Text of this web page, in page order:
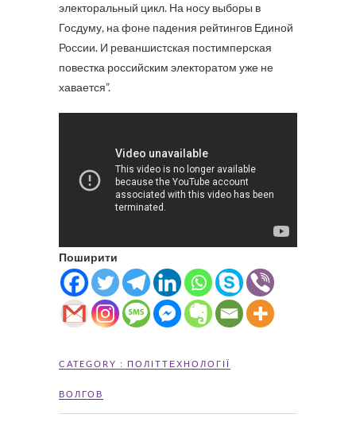
электоральный цикл. На носу выборы в
Госдуму, на фоне падения рейтингов Единой
России. И реваншистская постимперская
повестка российским электоратом уже не
хавается”.
Поширити
CATEGORY : ПОЛІТТЕХНОЛОГІЇ
ВОЛГОВ